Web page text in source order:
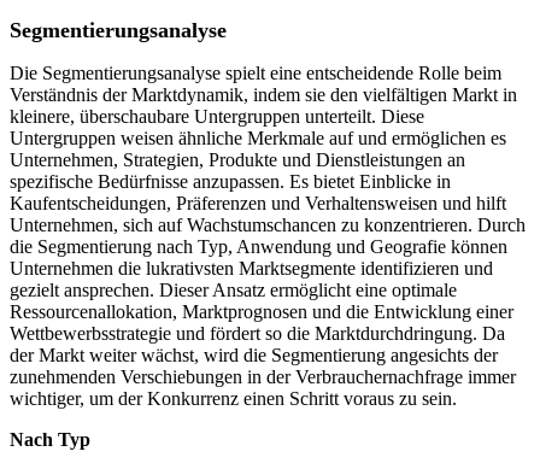
Segmentierungsanalyse
Die Segmentierungsanalyse spielt eine entscheidende Rolle beim
Verständnis der Marktdynamik, indem sie den vielfältigen Markt in
kleinere, überschaubare Untergruppen unterteilt. Diese
Untergruppen weisen ähnliche Merkmale auf und ermöglichen es
Unternehmen, Strategien, Produkte und Dienstleistungen an
spezifische Bedürfnisse anzupassen. Es bietet Einblicke in
Kaufentscheidungen, Präferenzen und Verhaltensweisen und hilft
Unternehmen, sich auf Wachstumschancen zu konzentrieren. Durch
die Segmentierung nach Typ, Anwendung und Geografie können
Unternehmen die lukrativsten Marktsegmente identifizieren und
gezielt ansprechen. Dieser Ansatz ermöglicht eine optimale
Ressourcenallokation, Marktprognosen und die Entwicklung einer
Wettbewerbsstrategie und fördert so die Marktdurchdringung. Da
der Markt weiter wächst, wird die Segmentierung angesichts der
zunehmenden Verschiebungen in der Verbrauchernachfrage immer
wichtiger, um der Konkurrenz einen Schritt voraus zu sein.
Nach Typ